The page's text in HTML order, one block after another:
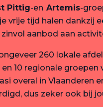
Pittig-en Artemis-
vrije tijd halen dankzij
aanbod aan
260 lokale
10 regionale groepen
overal in Vlaanderen
dus zeker ook bij